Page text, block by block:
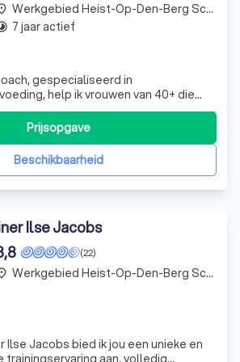
gespecialiseerd in
help ik vrouwen van 40+ die
zich energieker voelen en
Beschikbaarheid
Prijsopgave
Werkgebied Heist-Op-Den-Berg Schriek
7 jaar actief
Ilse Jacobs
(22)
Ilse Jacobs bied ik jou een unieke en
aan, volledig
Werkgebied Heist-Op-Den-Berg Schriek